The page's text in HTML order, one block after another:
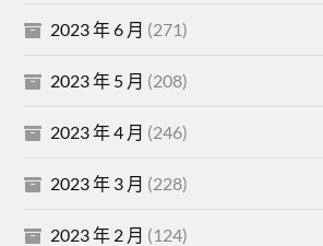
2023 年 6 月 (271)
2023 年 5 月 (208)
2023 年 4 月 (246)
2023 年 3 月 (228)
2023 年 2 月 (124)